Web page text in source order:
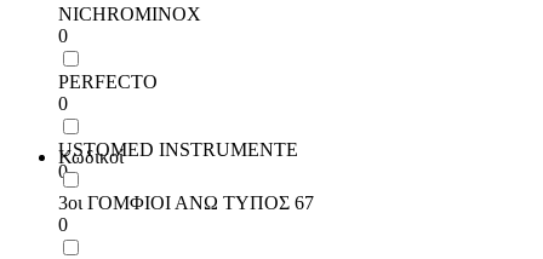
NICHROMINOX
0
PERFECTO
0
USTOMED INSTRUMENTE
0
Κωδικοί
3οι ΓΟΜΦΙΟΙ ΑΝΩ ΤΥΠΟΣ 67
0